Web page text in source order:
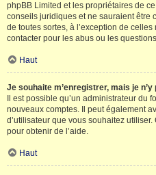
phpBB Limited et les propriétaires de
conseils juridiques et ne sauraient être
de toutes sortes, à l’exception de
contacter pour les abus ou les
Haut
Je souhaite m’enregistrer, mais je
Il est possible qu’un administrateur du
nouveaux comptes. Il peut également
d’utilisateur que vous souhaitez
pour obtenir de l’aide.
Haut